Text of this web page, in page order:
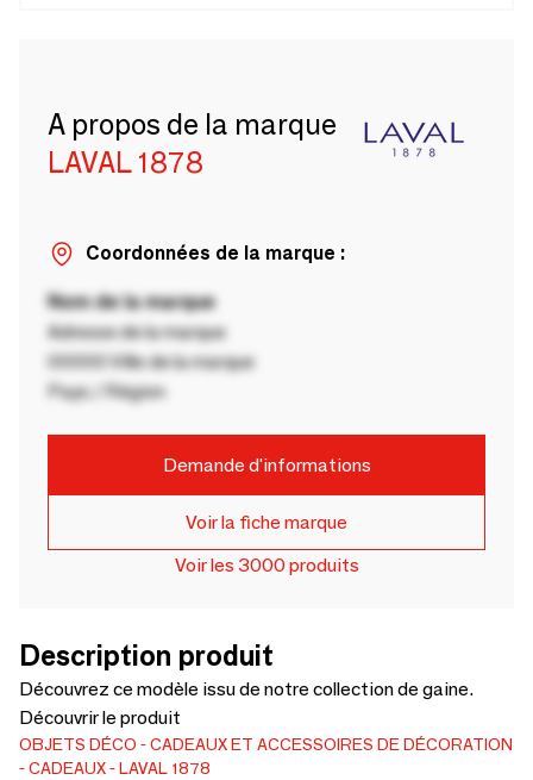
A propos de la marque
LAVAL 1878
Coordonnées de la marque :
Nom de la marque
Adresse de la marque
00000 Ville de la marque
Pays / Région
Demande d'informations
Voir la fiche marque
Voir les 3000 produits
Description produit
Découvrez ce modèle issu de notre collection de gaine.
Découvrir le produit
OBJETS DÉCO
CADEAUX ET ACCESSOIRES DE DÉCORATION
CADEAUX
LAVAL 1878